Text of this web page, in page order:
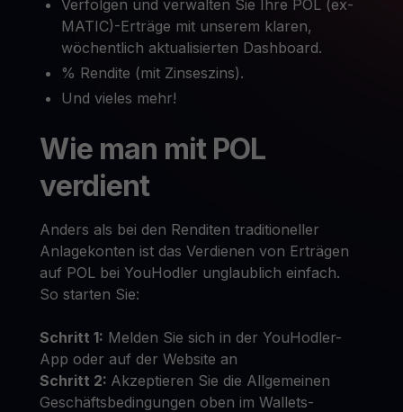
Verfolgen und verwalten Sie Ihre POL (ex-
MATIC)-Erträge mit unserem klaren,
wöchentlich aktualisierten Dashboard.
% Rendite (mit Zinseszins).
Und vieles mehr!
Wie man mit POL
verdient
Anders als bei den Renditen traditioneller
Anlagekonten ist das Verdienen von Erträgen
auf POL bei YouHodler unglaublich einfach.
So starten Sie:
Schritt 1: Melden Sie sich in der YouHodler-
App oder auf der Website an
Schritt 2: Akzeptieren Sie die Allgemeinen
Geschäftsbedingungen oben im Wallets-